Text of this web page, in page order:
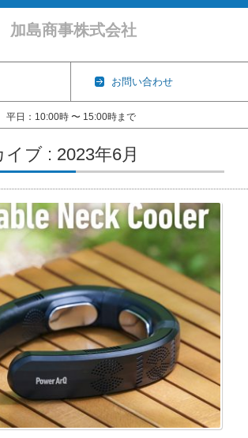
加島商事株式会社
お問い合わせ
平日：10:00時 〜 15:00時まで
イブ : 2023年6月